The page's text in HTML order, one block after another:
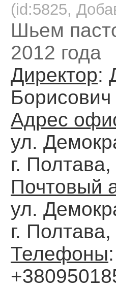
(id:5825,
Шьем
2012 года
Директор:
Борисович
Адрес
ул.
г.
Почтовый
ул.
г.
Телефоны